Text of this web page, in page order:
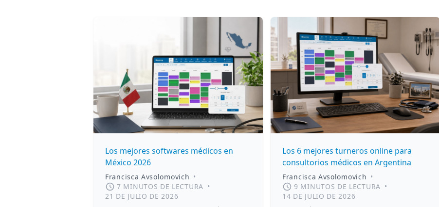
Los mejores softwares médicos en
México 2026
Francisca Avsolomovich •
7 MINUTOS DE LECTURA •
21 DE JULIO DE 2026
Los 6 mejores turneros online para
consultorios médicos en Argentina
Francisca Avsolomovich •
9 MINUTOS DE LECTURA •
14 DE JULIO DE 2026